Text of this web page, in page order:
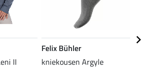
II
Felix Bühler
kniekousen Argyle